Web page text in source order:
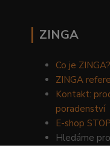
ZINGA
Co je ZINGA?
ZINGA
Kontakt:
poradenství
E-shop
Hledáme